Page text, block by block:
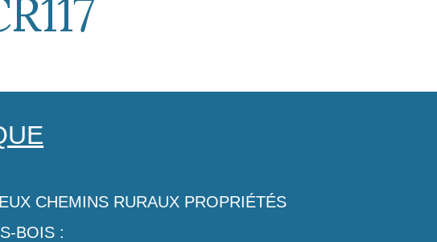
CHEMINS RURAUX PROPRIÉTÉS
BOIS :